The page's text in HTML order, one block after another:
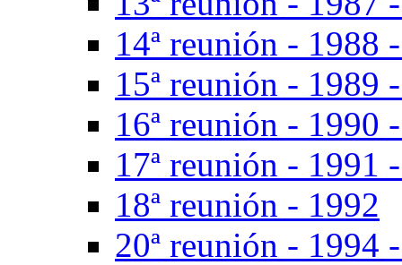
14ª reunión - 1988
15ª reunión -
16ª reunión - 1990
17ª reunión - 1991
18ª reunión - 1992
20ª reunión - 1994